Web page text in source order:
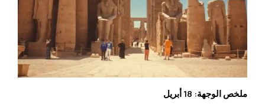
ملخص الوجهة: 18 أبريل